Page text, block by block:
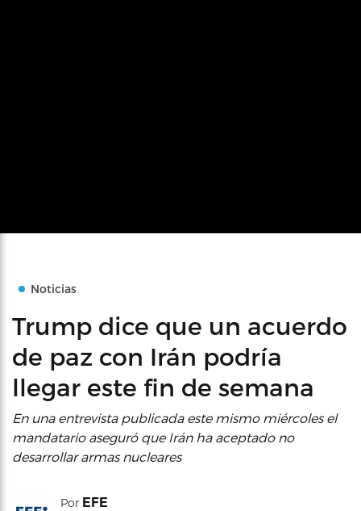
Noticias
Trump dice que un acuerdo
de paz con Irán podría
llegar este fin de semana
En una entrevista publicada este mismo miércoles el
mandatario aseguró que Irán ha aceptado no
desarrollar armas nucleares
Por EFE